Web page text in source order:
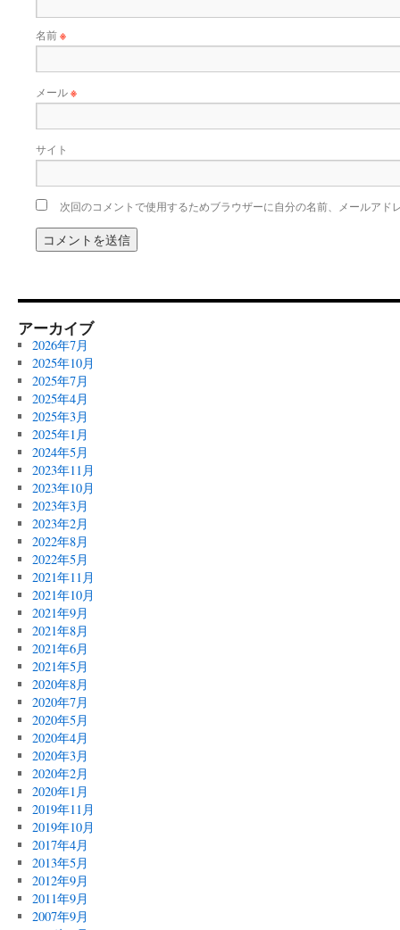
名前※
メール※
サイト
次回のコメントで使用するためブラウザーに自分の名前、メールアド
アーカイブ
2026年7月
2025年10月
2025年7月
2025年4月
2025年3月
2025年1月
2024年5月
2023年11月
2023年10月
2023年3月
2023年2月
2022年8月
2022年5月
2021年11月
2021年10月
2021年9月
2021年8月
2021年6月
2021年5月
2020年8月
2020年7月
2020年5月
2020年4月
2020年3月
2020年2月
2020年1月
2019年11月
2019年10月
2017年4月
2013年5月
2012年9月
2011年9月
2007年9月